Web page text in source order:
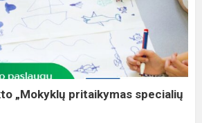
„Mokyklų pritaikymas specialių